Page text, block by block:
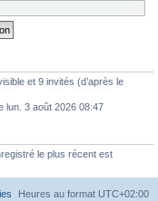
et 9 invités (d’après le
le lun. 3 août 2026 08:47
le plus récent est
Heures au format UTC+02:00